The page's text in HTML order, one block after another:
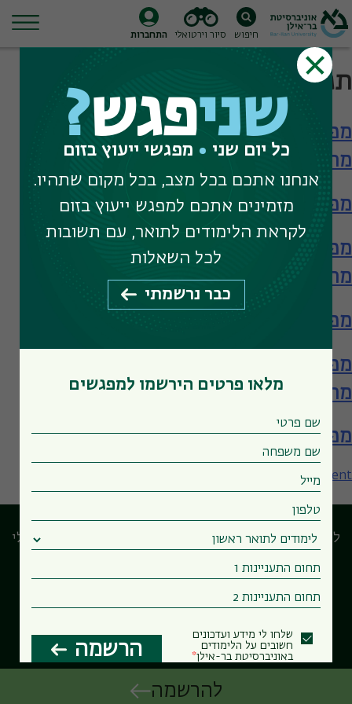
Skip
to
חיפוש סיור וירטואלי התחברות
תגית חיפוש: טכנולוגיות מידע
מפגש עם המחלקה למדעי המידע – תארים
מתקדמים
מפגש עם המחלקה למדעי המידע
מפגש עם המחלקה למדעי המידע – תארים
מתקדמים
מפגש עם המחלקה למדעי המידע
מפגש עם המחלקה למדעי המידע – תארים
מתקדמים
מפגש עם המחלקה למדעי המידע
Leave a Comment
מפגש
למדעי
המידע
לוח המפגשים המרכזי הבחירות שלי
Powered by Forms-Wizard
שניפגש?
כל יום שני מפגשי ייעוץ בזום
אנחנו אתכם בכל מצב, בכל מקום שתהיו.
מזמינים אתכם למפגש ייעוץ בזום
לקראת הלימודים לתואר, עם תשובות
לכל השאלות
כבר נרשמתי
מלאו פרטים הירשמו למפגשים
שלחו לי מידע ועדכונים
חשובים על הלימודים
באוניברסיטת בר-אילן
הרשמה
להרשמה